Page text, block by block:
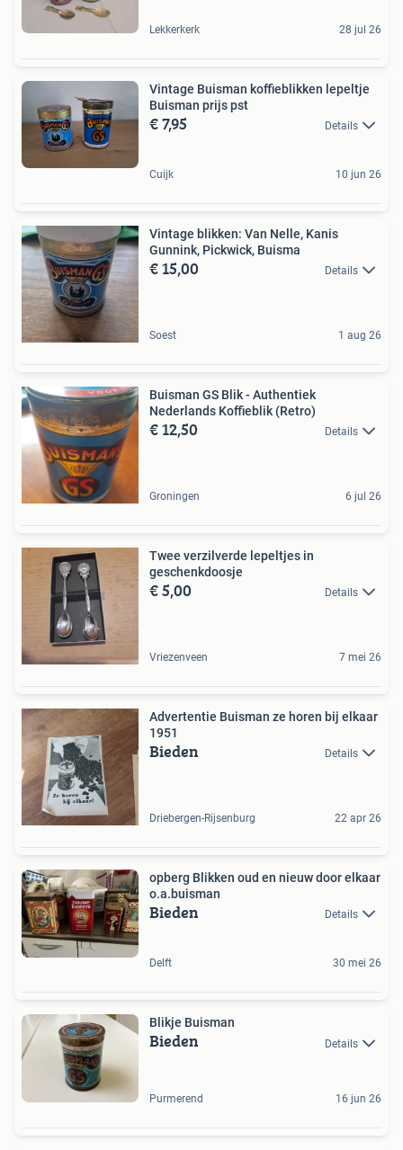
Lekkerkerk 28 jul 26
Vintage Buisman koffieblikken lepeltje
Buisman prijs pst
€ 7,95 Details
Cuijk 10 jun 26
Vintage blikken: Van Nelle, Kanis
Gunnink, Pickwick, Buisma
€ 15,00 Details
Soest 1 aug 26
Buisman GS Blik - Authentiek
Nederlands Koffieblik (Retro)
€ 12,50 Details
Groningen 6 jul 26
Twee verzilverde lepeltjes in
geschenkdoosje
€ 5,00 Details
Vriezenveen 7 mei 26
Advertentie Buisman ze horen bij elkaar
1951
Bieden Details
Driebergen-Rijsenburg 22 apr 26
opberg Blikken oud en nieuw door elkaar
o.a.buisman
Bieden Details
Delft 30 mei 26
Blikje Buisman
Bieden Details
Purmerend 16 jun 26